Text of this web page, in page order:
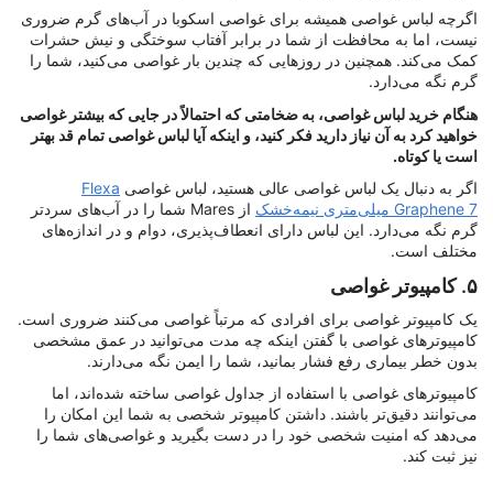
اگرچه لباس غواصی همیشه برای غواصی اسکوبا در آب‌های گرم ضروری
نیست، اما به محافظت از شما در برابر آفتاب سوختگی و نیش حشرات
کمک می‌کند. همچنین در روزهایی که چندین بار غواصی می‌کنید، شما را
گرم نگه می‌دارد.
هنگام خرید لباس غواصی، به ضخامتی که احتمالاً در جایی که بیشتر غواصی
خواهید کرد به آن نیاز دارید فکر کنید، و اینکه آیا لباس غواصی تمام قد بهتر
است یا کوتاه.
اگر به دنبال یک لباس غواصی عالی هستید، لباس غواصی Flexa
Graphene 7 میلی‌متری نیمه‌خشک
از Mares شما را در آب‌های سردتر
گرم نگه می‌دارد. این لباس دارای انعطاف‌پذیری، دوام و در اندازه‌های
مختلف است.
۵. کامپیوتر غواصی
یک کامپیوتر غواصی برای افرادی که مرتباً غواصی می‌کنند ضروری است.
کامپیوترهای غواصی با گفتن اینکه چه مدت می‌توانید در عمق مشخصی
بدون خطر بیماری رفع فشار بمانید، شما را ایمن نگه می‌دارند.
کامپیوترهای غواصی با استفاده از جداول غواصی ساخته شده‌اند، اما
می‌توانند دقیق‌تر باشند. داشتن کامپیوتر شخصی به شما این امکان را
می‌دهد که امنیت شخصی خود را در دست بگیرید و غواصی‌های شما را
نیز ثبت کند.